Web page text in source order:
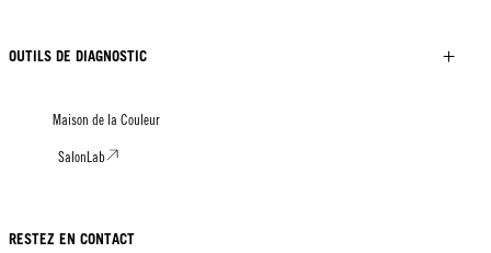
OUTILS DE DIAGNOSTIC
Maison de la Couleur
SalonLab
RESTEZ EN CONTACT